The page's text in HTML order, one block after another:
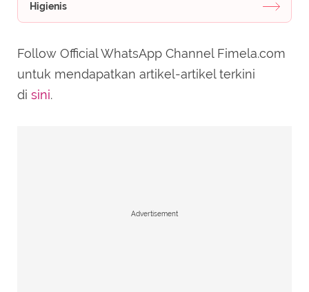
Higienis
Follow Official WhatsApp Channel Fimela.com
untuk mendapatkan artikel-artikel terkini
di sini.
Advertisement